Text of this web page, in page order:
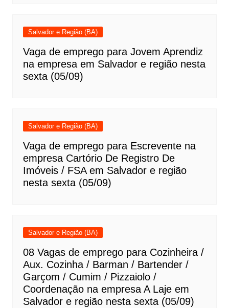
Salvador e Região (BA)
Vaga de emprego para Jovem Aprendiz
na empresa em Salvador e região nesta
sexta (05/09)
Salvador e Região (BA)
Vaga de emprego para Escrevente na
empresa Cartório De Registro De
Imóveis / FSA em Salvador e região
nesta sexta (05/09)
Salvador e Região (BA)
08 Vagas de emprego para Cozinheira /
Aux. Cozinha / Barman / Bartender /
Garçom / Cumim / Pizzaiolo /
Coordenação na empresa A Laje em
Salvador e região nesta sexta (05/09)